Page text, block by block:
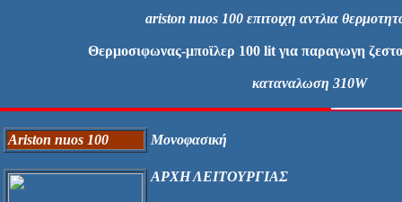
ariston nuos 100 επιτοιχη αντλια
Θερμοσιφωνας-μποϊλερ 100 lit για παραγωγη
καταναλωση 310W
Ariston nuos 100 Μονοφασική
ΑΡΧΗ ΛΕΙΤΟΥΡΓΙΑΣ